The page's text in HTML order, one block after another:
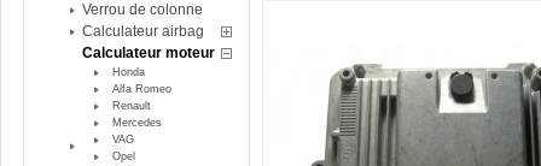
Verrou de colonne
Calculateur airbag
Calculateur moteur
Honda
Alfa Romeo
Renault
Mercedes
VAG
Opel